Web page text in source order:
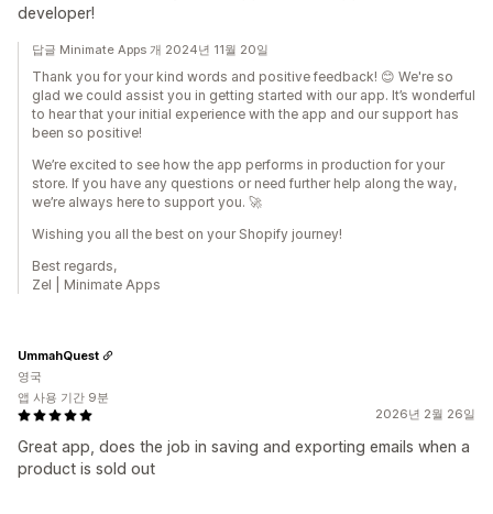
developer!
답글 Minimate Apps 개 2024년 11월 20일
Thank you for your kind words and positive feedback! 😊 We're so
glad we could assist you in getting started with our app. It’s wonderful
to hear that your initial experience with the app and our support has
been so positive!
We’re excited to see how the app performs in production for your
store. If you have any questions or need further help along the way,
we’re always here to support you. 🚀
Wishing you all the best on your Shopify journey!
Best regards,
Zel | Minimate Apps
2026년 2월 26일
Great app, does the job in saving and exporting emails when a
product is sold out
UmmahQuest
영국
앱 사용 기간 9분